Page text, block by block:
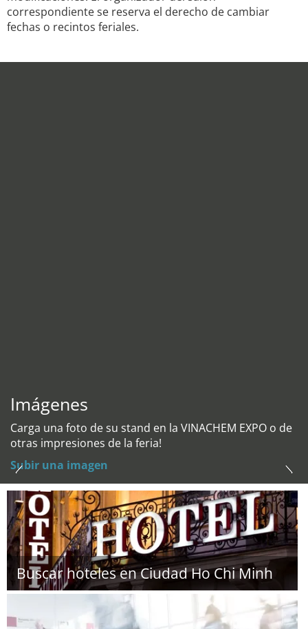
correspondiente se reserva el derecho de cambiar
fechas o recintos feriales.
Imágenes
Carga una foto de su stand en la VINACHEM EXPO o de
otras impresiones de la feria!
Subir una imagen
Buscar hoteles en Ciudad Ho Chi Minh